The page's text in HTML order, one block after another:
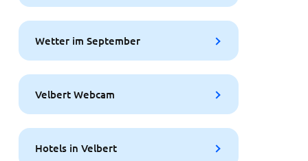
Wetter im September
Velbert Webcam
Hotels in Velbert